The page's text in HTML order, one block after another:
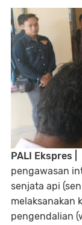
PALI Ekspres |
pengawasan
senjata api
melaksanakan
pengendalian